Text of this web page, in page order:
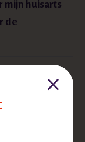
mijn huisarts
de